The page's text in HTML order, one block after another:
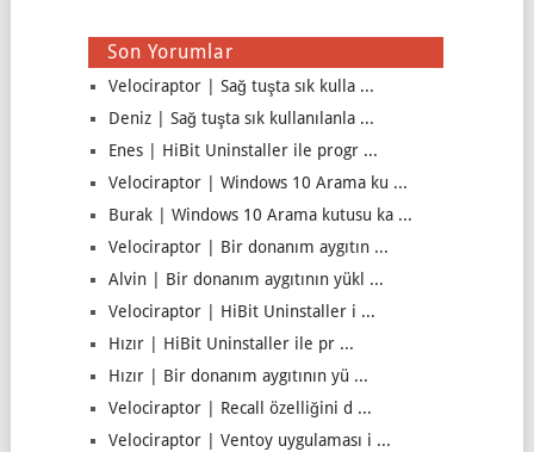
Son Yorumlar
Velociraptor | Sağ tuşta sık kulla ...
Deniz | Sağ tuşta sık kullanılanla ...
Enes | HiBit Uninstaller ile progr ...
Velociraptor | Windows 10 Arama ku ...
Burak | Windows 10 Arama kutusu ka ...
Velociraptor | Bir donanım aygıtın ...
Alvin | Bir donanım aygıtının yükl ...
Velociraptor | HiBit Uninstaller i ...
Hızır | HiBit Uninstaller ile pr ...
Hızır | Bir donanım aygıtının yü ...
Velociraptor | Recall özelliğini d ...
Velociraptor | Ventoy uygulaması i ...